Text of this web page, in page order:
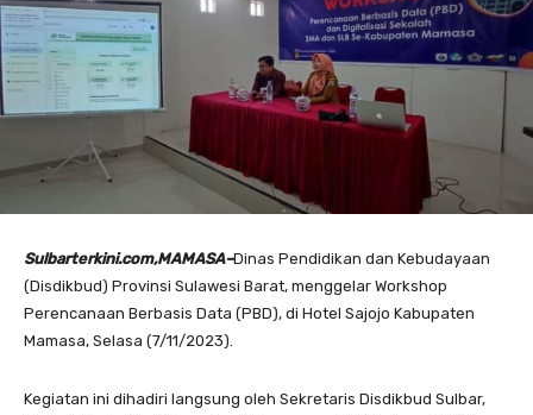
Sulbarterkini.com,MAMASA–Dinas Pendidikan dan Kebudayaan
(Disdikbud) Provinsi Sulawesi Barat, menggelar Workshop
Perencanaan Berbasis Data (PBD), di Hotel Sajojo Kabupaten
Mamasa, Selasa (7/11/2023).
Kegiatan ini dihadiri langsung oleh Sekretaris Disdikbud Sulbar,